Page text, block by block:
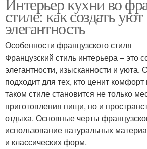
стиле: как создать
элегантность
Особенности французского стиля
Французский стиль интерьера – это
элегантности, изысканности и уюта.
подходит для тех, кто ценит комфорт
таком стиле становится не только
приготовления пищи, но и
отдыха. Основные черты
использование натуральных
и классических форм.